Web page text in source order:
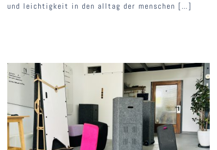
und leichtigkeit in den alltag der menschen […]